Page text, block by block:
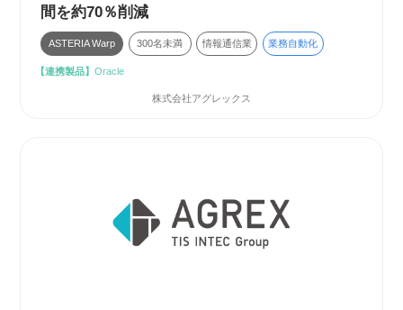
間を約70％削減
ASTERIA Warp 300名未満 情報通信業 業務自動化
【連携製品】Oracle
株式会社アグレックス